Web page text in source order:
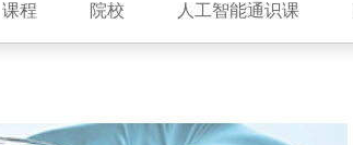
课程 院校 人工智能通识课